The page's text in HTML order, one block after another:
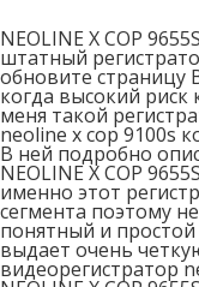
NEOLINE X COP
штатный
обновите страницу
когда высокий
меня такой
neoline x cop 9100s
В ней подробно
NEOLINE X COP
именно этот
сегмента поэтому
понятный и
выдает очень
видеорегистратор